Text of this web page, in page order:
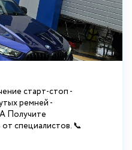
старт-стоп -
ремней -
Получите
специалистов. 📞